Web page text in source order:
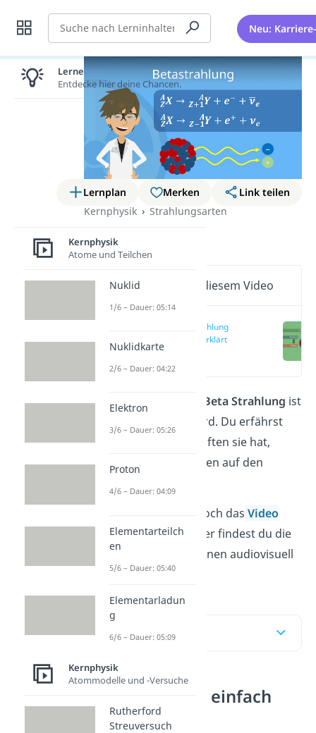
Suche Neu:
Lernplan Merken
Link teilen
Kernphysik
Strahlungsarten
Beta Strahlung
Wichtige Inhalte in diesem Video
Beta Strahlung
einfach erklärt
Hier lernst du was die Beta Strahlung ist
und wie sie erzeugt wird. Du erfährst
auch welche Eigenschaften sie hat,
sowie ihre Auswirkungen auf den
Schau dir am besten noch das Video
zum Beta Zerfall an. Hier findest du die
wichtigsten Informationen audiovisuell
aufbereitet. Viel Spaß!
Inhaltsübersicht
Beta Strahlung einfach
erklärt
Lernen lohnt sich!
Entdecke hier deine Chancen.
Kernphysik
Atome und Teilchen
Nuklid
1/6 – Dauer: 05:14
Nuklidkarte
2/6 – Dauer: 04:22
Elektron
3/6 – Dauer: 05:26
Proton
4/6 – Dauer: 04:09
Elementarteilch
en
5/6 – Dauer: 05:40
Elementarladun
g
6/6 – Dauer: 05:09
Kernphysik
Atommodelle und -Versuche
Rutherford
Streuversuch